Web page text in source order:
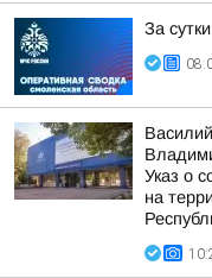
За
Указ о
на